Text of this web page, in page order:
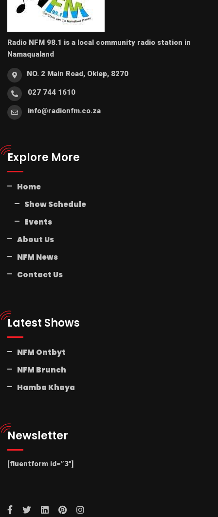
Radio NFM 98.1 is a local community radio station in
Namaqualand
NO. 2 Main Road, Okiep, 8270
027 744 1610
info@radionfm.co.za
Explore More
Home
Show Schedule
Events
About Us
NFM News
Contact Us
Latest Shows
NFM Ontbyt
NFM Brunch
Hamba Khaya
Newsletter
[fluentform id=”3″]